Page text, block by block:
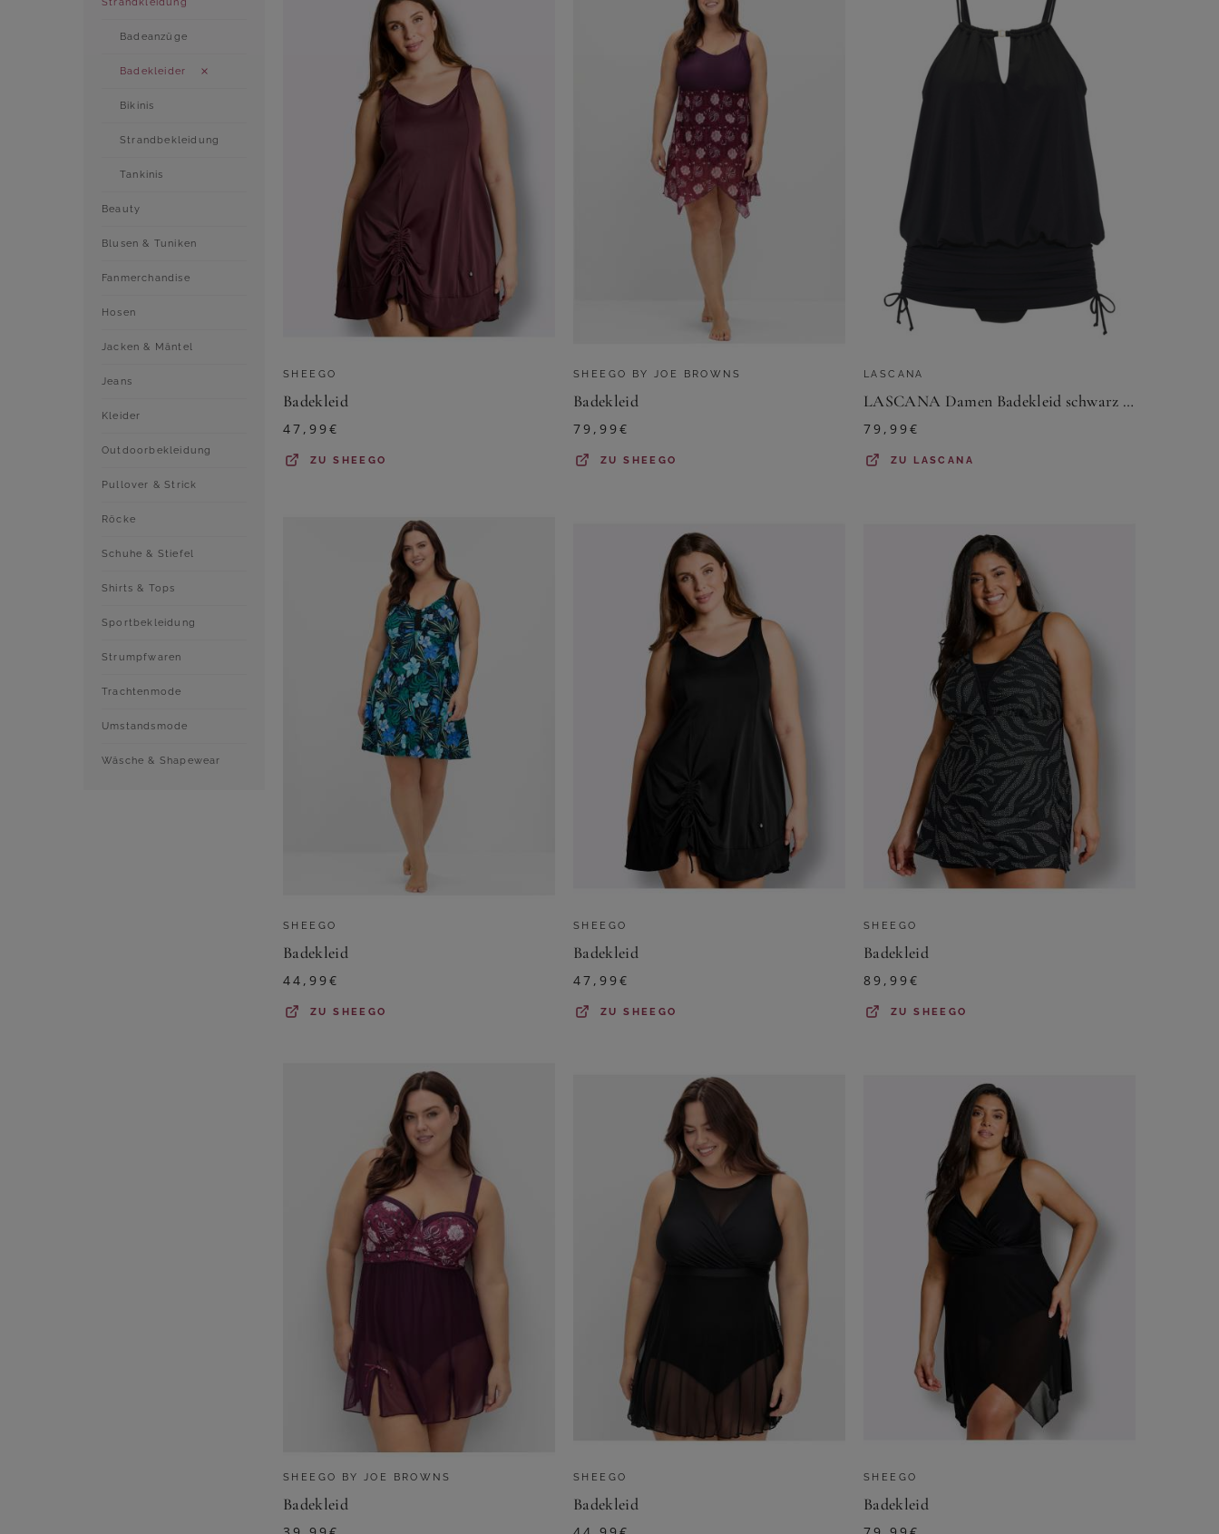
Badeanzüge
Badekleider
Bikinis
Strandbekleidung
Tankinis
Beauty
Blusen & Tuniken
Fanmerchandise
Hosen
Jacken & Mäntel
Jeans
Kleider
Outdoorbekleidung
Pullover & Strick
Röcke
Schuhe & Stiefel
Shirts & Tops
Sportbekleidung
Strumpfwaren
Trachtenmode
Umstandsmode
Wäsche & Shapewear
SHEEGO
Badekleid
47,99€
ZUSHEEGO
SHEEGO BY JOE BROWNS
Badekleid
79,99€
ZUSHEEGO
LASCANA
LASCANA Damen Badekleid schwarz Gr.48 Cup A/B
79,99€
ZU LASCANA
SHEEGO
Badekleid
44,99€
ZUSHEEGO
SHEEGO
Badekleid
47,99€
ZUSHEEGO
SHEEGO
Badekleid
89,99€
ZUSHEEGO
SHEEGO BY JOE BROWNS
Badekleid
SHEEGO
Badekleid
SHEEGO
Badekleid